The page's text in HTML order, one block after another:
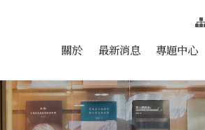
心 跳至中央區塊/Main Content
關於 最新消息 專題中心